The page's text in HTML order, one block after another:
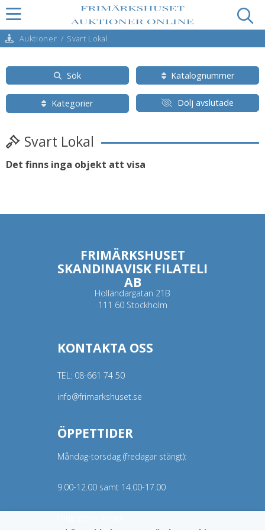
Auktioner / Svart Lokal
Sök Katalognummer
Kategorier Dölj avslutade
Svart Lokal
Det finns inga objekt att visa
FRIMÄRKSHUSET
SKANDINAVISK FILATELI
AB
Holländargatan 21B
111 60 Stockholm
KONTAKTA OSS
TEL: 08-661 74 50
info@frimarkshuset.se
ÖPPETTIDER
Måndag-torsdag (fredagar stängt):
9.00-12.00 samt 14.00-17.00